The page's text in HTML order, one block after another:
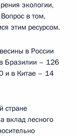
экологии,
в том,
этим ресурсом.
в России
Бразилии – 126
и в Китае – 14
стране
вклад лесного